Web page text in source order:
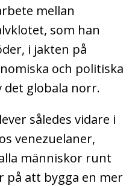
mellan
som han
i jakten på
och politiska
det globala norr.
således vidare i
venezuelaner,
människor runt
på att bygga en mer